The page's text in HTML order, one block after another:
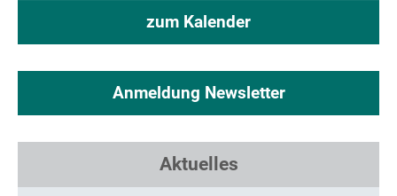
zum Kalender
Anmeldung Newsletter
Aktuelles